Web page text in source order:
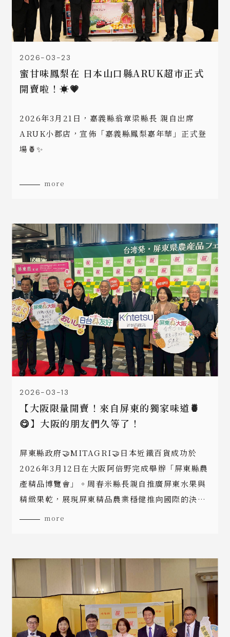
2026-03-23
蜜甘味鳳梨在 日本山口縣ARUK超市正式
開賣啦！☀️💗
2026年3月21日，嘉義縣翁章梁縣長 親自出席
ARUK小郡店，宣佈「嘉義縣鳳梨嘉年華」正式登
場🍍✨
more
2026-03-13
【大阪限量開賣！來自屏東的獨家味道🍍
😋】大阪的朋友們久等了！
屏東縣政府🤝MITAGRI🤝日本近鐵百貨成功於
2026年3月12日在大阪阿倍野完成舉辦「屏東縣農
產精品博覽會」。周春米縣長親自推廣屏東水果與
精緻果乾，展現屏東精品農業穩健推向國際的決
more